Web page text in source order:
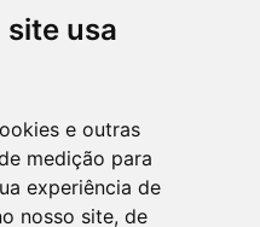
site usa
e outras
medição para
experiência de
nosso site, de
Em 27 de dezembro
Outros sete executivos foram
de 2003, a Comissão de
ação contra a Parmalat,
financeiras falsas para fazer
mais de US$ 1,5 bilhão
de US$ 10 bilhões podem ter
investigando que papel, se